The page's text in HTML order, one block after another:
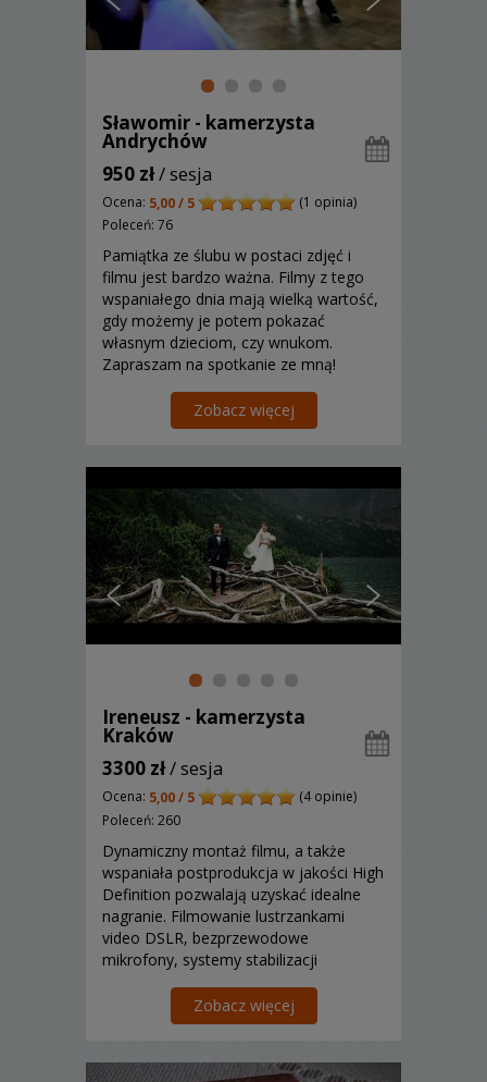
Sławomir - kamerzysta
Andrychów
950 zł/ sesja
Ocena: 5,00 / 5
(1 opinia)
Poleceń: 76
Pamiątka ze ślubu w postaci zdjęć i
filmu jest bardzo ważna. Filmy z tego
wspaniałego dnia mają wielką wartość,
gdy możemy je potem pokazać
własnym dzieciom, czy wnukom.
Zapraszam na spotkanie ze mną!
Zobacz więcej
Ireneusz - kamerzysta
Kraków
3300 zł/ sesja
Ocena: 5,00 / 5
(4 opinie)
Poleceń: 260
Dynamiczny montaż filmu, a także
wspaniała postprodukcja w jakości High
Definition pozwalają uzyskać idealne
nagranie. Filmowanie lustrzankami
video DSLR, bezprzewodowe
mikrofony, systemy stabilizacji
naszych realizacji...Zobacz więcej